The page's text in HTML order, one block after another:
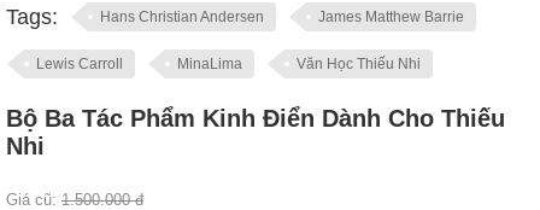
Tags: Hans Christian Andersen James Matthew Barrie
Lewis Carroll MinaLima Văn Học Thiếu Nhi
Bộ Ba Tác Phẩm Kinh Điển Dành Cho Thiếu
Nhi
Giá cũ: 1.500.000 đ